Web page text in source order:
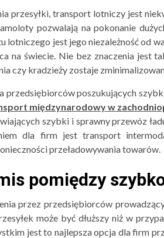
przesyłki, transport lotniczy jest
pozwalają na pokonanie
jest jego niezależność od
na świecie. Nie bez znaczenia jest
czy kradzieży zostaje
przedsiębiorców poszukujących
międzynarodowy w
szybki i sprawny przewóz
dla firm jest transport
przeładowywania towarów.
pomiędzy
przez przedsiębiorców
może być dłuższy niż w
jest to najlepsza opcja dla firm